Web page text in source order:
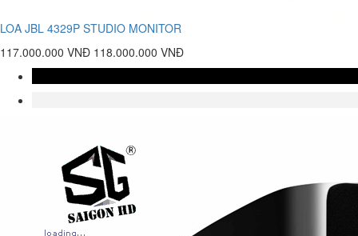
LOA JBL 4329P STUDIO MONITOR
117.000.000 VNĐ 118.000.000 VNĐ